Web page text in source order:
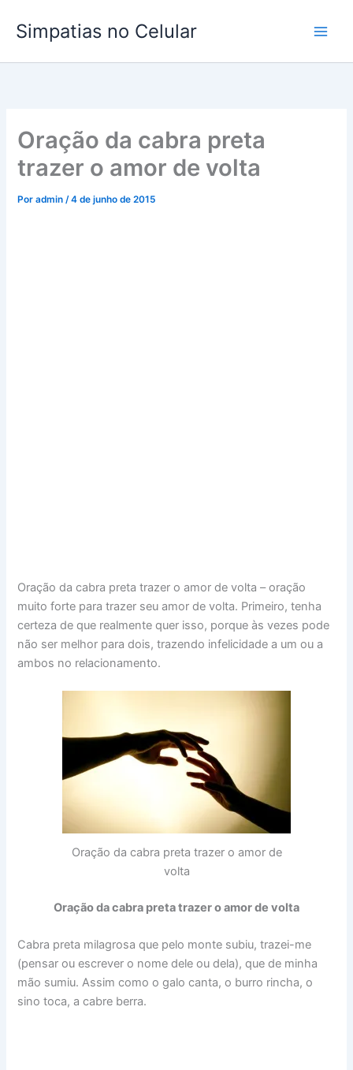
para
conteúdo
Simpatias no Celular
Oração da cabra preta
trazer o amor de volta
Poradmin/4 de junho de 2015
Oração da cabra preta trazer o amor de volta – oração
muito forte para trazer seu amor de volta. Primeiro, tenha
certeza de que realmente quer isso, porque às vezes pode
não ser melhor para dois, trazendo infelicidade a um ou a
ambos no relacionamento.
Oração da cabra preta trazer o amor de
volta
Oração da cabra preta trazer o amor de volta
Cabra preta milagrosa que pelo monte subiu, trazei-me
(pensar ou escrever o nome dele ou dela), que de minha
mão sumiu. Assim como o galo canta, o burro rincha, o
sino toca, a cabre berra.